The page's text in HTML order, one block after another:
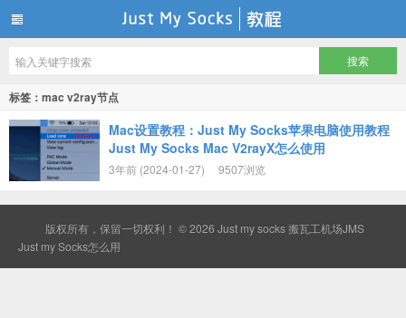
Just my socks 搬瓦工机场JMS
标签：mac v2ray节点
Mac设置教程：Just My Socks苹果电脑使用教程
Just My Socks Mac V2rayX怎么使用
3年前 (2024-01-27) 9507浏览
版权所有，保留一切权利！ © 2026 Just my socks 搬瓦工机场JMS
Just my Socks怎么用